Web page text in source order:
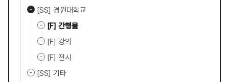
[SS] 경원대학교
[F] 간행물
[F] 강의
[F] 전시
[SS] 기타